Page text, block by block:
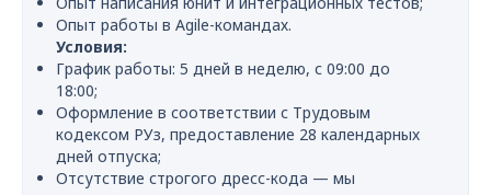
Опыт работы в Agile-командах.
Условия:
График работы: 5 дней в неделю, с 09:00 до
18:00;
Оформление в соответствии с Трудовым
кодексом РУз, предоставление 28 календарных
дней отпуска;
Отсутствие строгого дресс-кода — мы